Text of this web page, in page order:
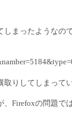
まったようなの
りしてしまって
Firefoxの問題で